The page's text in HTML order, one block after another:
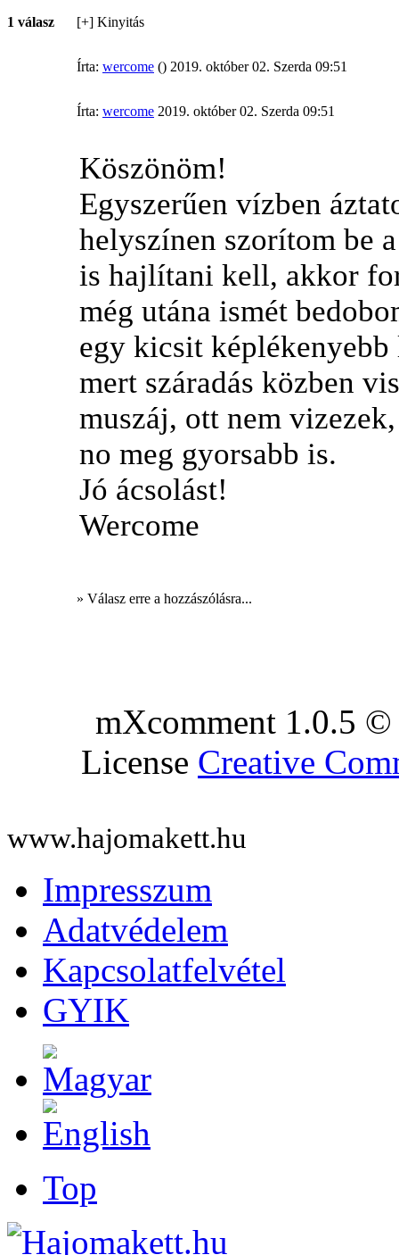
1 válasz
[+] Kinyitás
Írta: wercome () 2019. október 02. Szerda 09:51
Írta: wercome 2019. október 02. Szerda 09:51
Köszönöm!
Egyszerűen vízben
helyszínen szorítom be
is hajlítani kell, akkor
még utána ismét
egy kicsit
mert száradás közben
muszáj, ott nem
no meg gyorsabb is.
Jó ácsolást!
Wercome
» Válasz erre a hozzászólásra...
mXcomment 1.0.5
License Creative
www.hajomakett.hu
Impresszum
Adatvédelem
Kapcsolatfelvétel
GYIK
Top